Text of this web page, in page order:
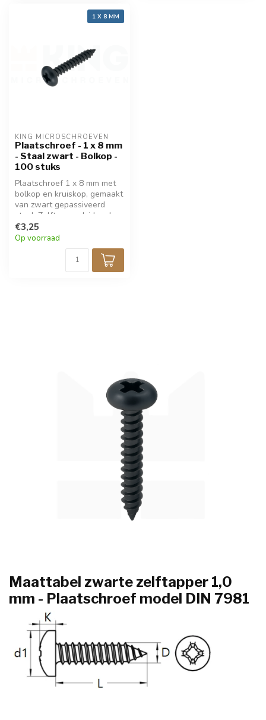
1 X 8 MM
KING MICROSCHROEVEN
Plaatschroef - 1 x 8 mm
- Staal zwart - Bolkop -
100 stuks
Plaatschroef 1 x 8 mm met
bolkop en kruiskop, gemaakt
van zwart gepassiveerd
staal. Zelftappend, ideaal
voor fijne bevestiging in
metaal, hout, kunststof of
elektronica. Perfect voor
modelbouw en precisiewerk.
Verpakt per 100 stuks.
€3,25
Op voorraad
Maattabel zwarte zelftapper 1,0
mm - Plaatschroef model DIN 7981